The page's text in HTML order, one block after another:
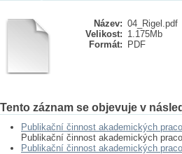
Název: 04_Rigel.pdf
Velikost: 1.175Mb
Formát:
PDF
Tento záznam se objevuje v
Publikační činnost akademických
Publikační činnost akademických
Publikační činnost akademických